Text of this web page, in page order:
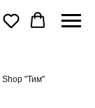
Shop "Тим"